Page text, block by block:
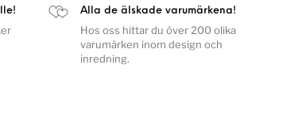
Alla de älskade varumärkena!
Hos oss hittar du över 200 olika
varumärken inom design och
inredning.